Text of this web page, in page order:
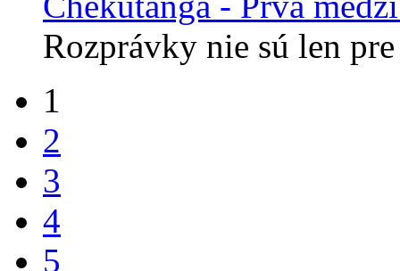
Rozprávky nie sú len
1
2
3
4
5